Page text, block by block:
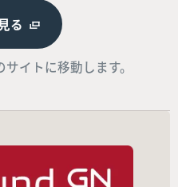
る
イトに移動します。